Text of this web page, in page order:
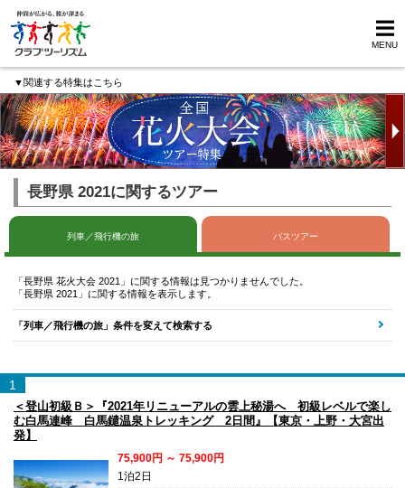
MENU
▼関連する特集はこちら
長野県 2021に関するツアー
列車／飛行機の旅 バスツアー
「長野県 花火大会 2021」に関する情報は見つかりませんでした。
「長野県 2021」に関する情報を表示します。
「列車／飛行機の旅」条件を変えて検索する
1
＜登山初級Ｂ＞『2021年リニューアルの雲上秘湯へ 初級レベルで楽し
む白馬連峰 白馬鑓温泉トレッキング 2日間』【東京・上野・大宮出
発】
75,900円 ～ 75,900円
1泊2日